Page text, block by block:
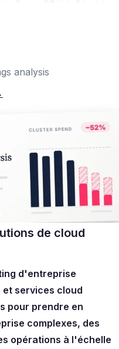
analysis
de cloud
d'entreprise
services cloud
pour prendre en
complexes, des
opérations à l'échelle